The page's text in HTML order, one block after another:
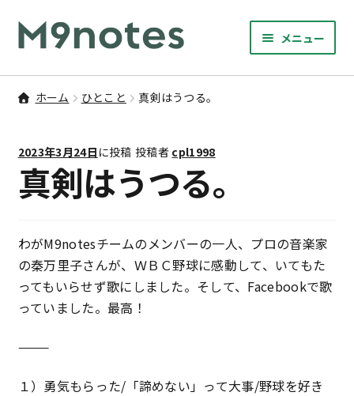
ナ
ビ
ゲ
ー
ン
へ
ス
ッ
プ
コ
ン
テ
ン
ス
キ
ッ
メニュー
9マスノート
サ
を
展
開
研修
ュ
ー
を
展
お問い合わせ
アカウント
特定商取引法に基づく表記
ホーム ひとこと 真剣はうつる。
2023年3月24日 に投稿 投稿者 cpl1998
真剣はうつる。
わがM9notesチームのメンバーの一人、プロの音楽家
の秦万里子さんが、ＷＢＣ野球に感動して、いてもた
ってもいらせず歌にしました。そして、Facebookで歌
っていました。最高！
———
１）勇気もらった/「諦めない」って大事/野球を好き